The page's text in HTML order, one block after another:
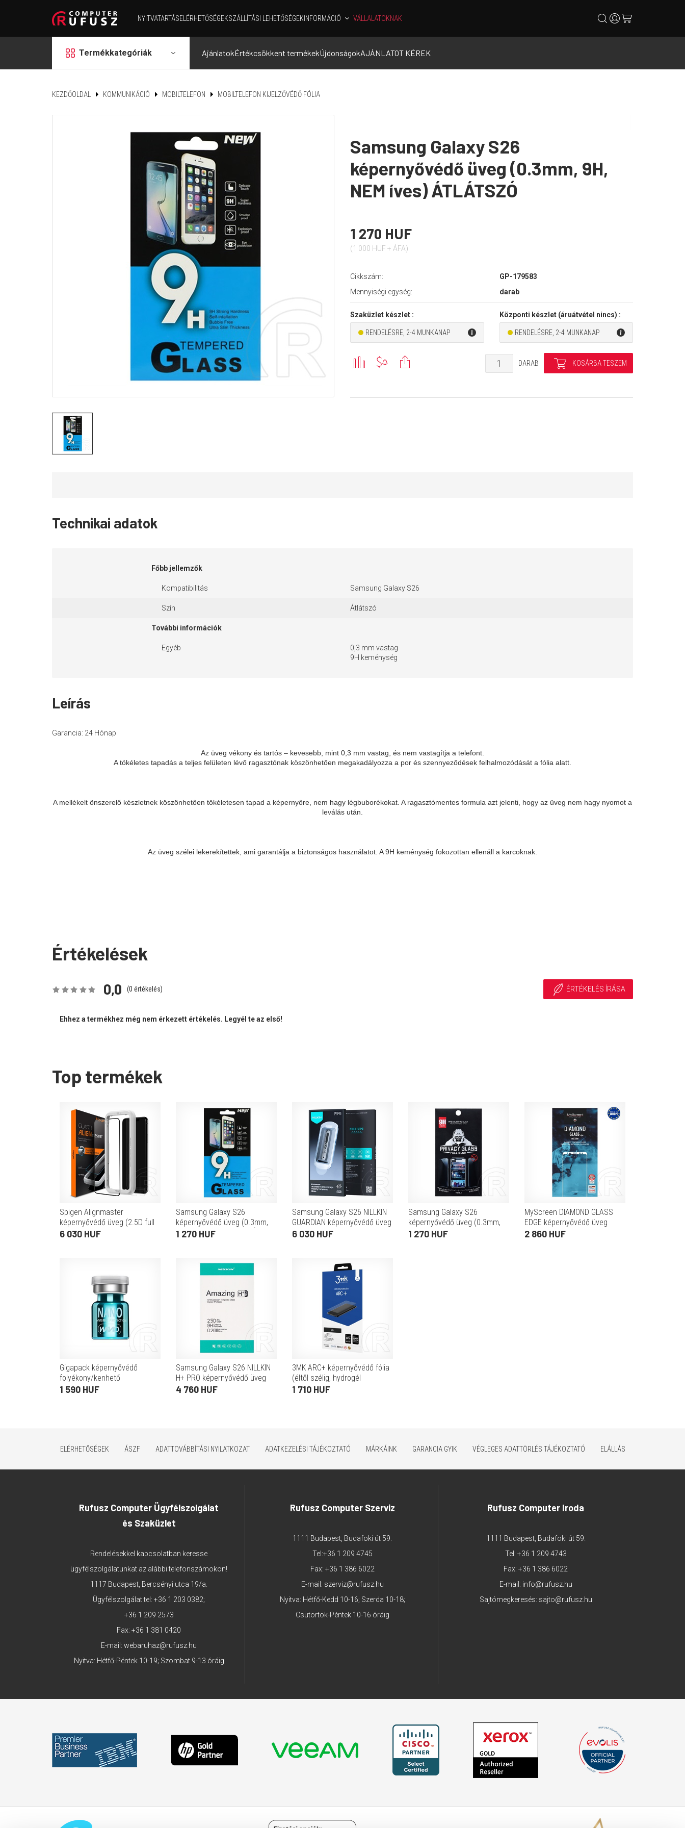
NYITVATARTÁSELÉRHETŐSÉGEKSZÁLLÍTÁSI LEHETŐSÉGEKINFORMÁCIÓ VÁLLALATOKNAK search usercart
grid Termékkategóriák AjánlatokÉrtékcsökkent termékekÚjdonságokAJÁNLATOT KÉREK
KEZDŐOLDAL KOMMUNIKÁCIÓ MOBILTELEFON MOBILTELEFON KIJELZŐVÉDŐ FÓLIA
Samsung Galaxy S26
képernyővédő üveg (0.3mm, 9H,
NEM íves) ÁTLÁTSZÓ
1 270 HUF
(1 000 HUF + ÁFA)
Cikkszám:
GP-179583
Mennyiségi egység:
darab
Szaküzlet készlet :
RENDELÉSRE, 2-4 MUNKANAP
Központi készlet (áruátvétel nincs) :
RENDELÉSRE, 2-4 MUNKANAP
DARAB
Technikai adatok
Főbb jellemzők
Kompatibilitás Samsung Galaxy S26
Szín Átlátszó
További információk
Egyéb
0,3 mm vastag
9H keménység
Leírás
Garancia: 24 Hónap
Az üveg vékony és tartós – kevesebb, mint 0,3 mm vastag, és nem vastagítja a telefont.
A tökéletes tapadás a teljes felületen lévő ragasztónak köszönhetően megakadályozza a por és szennyeződések felhalmozódását a fólia alatt.
A mellékelt önszerelő készletnek köszönhetően tökéletesen tapad a képernyőre, nem hagy légbuborékokat. A ragasztómentes formula azt jelenti, hogy az üveg nem hagy nyomot a
leválás után.
Az üveg szélei lekerekítettek, ami garantálja a biztonságos használatot. A 9H keménység fokozottan ellenáll a karcoknak.
Értékelések
0,0 (0 értékelés) ÉRTÉKELÉS ÍRÁSA
Ehhez a termékhez még nem érkezett értékelés. Legyél te az első!
Top termékek
Spigen Alignmaster
képernyővédő üveg (2.5D full
cover, 0.3mm, 9H +
6 030 HUF
Samsung Galaxy S26
képernyővédő üveg (0.3mm,
9H, NEM íves) ÁTLÁTSZÓ
1 270 HUF
Samsung Galaxy S26 NILLKIN
GUARDIAN képernyővédő üveg
(2.5D, full glue, betekintés
6 030 HUF
Samsung Galaxy S26
képernyővédő üveg (0.3mm,
9H, betekintés védelem)
1 270 HUF
MyScreen DIAMOND GLASS
EDGE képernyővédő üveg
Samsung Galaxy S21 FE (SM-
2 860 HUF
Gigapack képernyővédő
folyékony/kenhető
(nanotechnológia,
1 590 HUF
Samsung Galaxy S26 NILLKIN
H+ PRO képernyővédő üveg
(2.5D, UV szűrés, ultravékony,
4 760 HUF
3MK ARC+ képernyővédő fólia
(éltől szélig, hydrogél
öngyógyító, ultravékony,
1 710 HUF
ELÉRHETŐSÉGEK ÁSZF ADATTOVÁBBÍTÁSI NYILATKOZAT ADATKEZELÉSI TÁJÉKOZTATÓ MÁRKÁINK GARANCIA GYIK VÉGLEGES ADATTÖRLÉS TÁJÉKOZTATÓ ELÁLLÁS
Rufusz Computer Ügyfélszolgálat
és Szaküzlet
Rendelésekkel kapcsolatban keresse
ügyfélszolgálatunkat az alábbi telefonszámokon!
1117 Budapest, Bercsényi utca 19/a.
Ügyfélszolgálat tel:+36 1 203 0382;
+36 1 209 2573
Fax: +36 1 381 0420
E-mail:webaruhaz@rufusz.hu
Nyitva: Hétfő-Péntek 10-19; Szombat 9-13 óráig
Rufusz Computer Szerviz
1111 Budapest, Budafoki út 59.
Tel:+36 1 209 4745
Fax: +36 1 386 6022
E-mail: szerviz@rufusz.hu
Nyitva: Hétfő-Kedd 10-16; Szerda 10-18;
Csütörtök-Péntek 10-16 óráig
Rufusz Computer Iroda
1111 Budapest, Budafoki út 59.
Tel: +36 1 209 4743
Fax: +36 1 386 6022
E-mail: info@rufusz.hu
Sajtómegkeresés: sajto@rufusz.hu